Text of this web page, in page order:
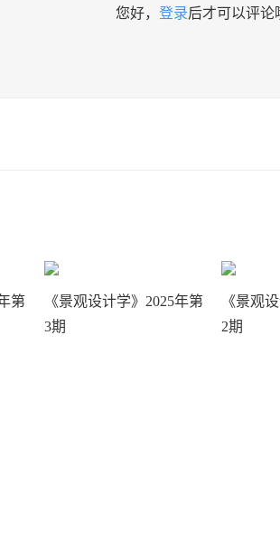
您好， 登录后才可以评论
第
《景观设计学》2025年第
3期
《景观
2期